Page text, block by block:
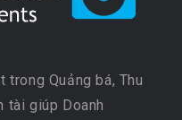
trong Quảng bá, Thu
tài giúp Doanh